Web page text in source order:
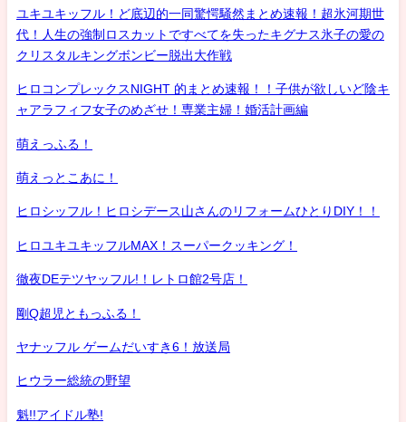
ユキユキッフル！ど底辺的一同驚愕騒然まとめ速報！超氷河期世
代！人生の強制ロスカットですべてを失ったキグナス氷子の愛の
クリスタルキングボンビー脱出大作戦
ヒロコンプレックスNIGHT 的まとめ速報！！子供が欲しいど陰キ
ャアラフィフ女子のめざせ！専業主婦！婚活計画編
萌えっふる！
萌えっとこあに！
ヒロシッフル！ヒロシデース山さんのリフォームひとりDIY！！
ヒロユキユキッフルMAX！スーパークッキング！
徹夜DEテツヤッフル!！レトロ館2号店！
剛Q超児ともっふる！
ヤナッフル ゲームだいすき6！放送局
ヒウラー総統の野望
魁!!アイドル塾!